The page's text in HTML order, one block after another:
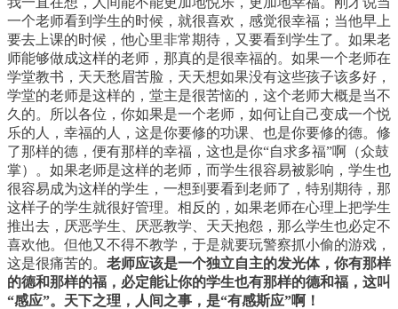
一个老师看到学生的时候，就很喜欢，感觉很幸福；当他早上
要去上课的时候，他心里非常期待，又要看到学生了。如果老
师能够做成这样的老师，那真的是很幸福的。如果一个老师在
学堂教书，天天愁眉苦脸，天天想如果没有这些孩子该多好，
学堂的老师是这样的，堂主是很苦恼的，这个老师大概是当不
久的。所以各位，你如果是一个老师，如何让自己变成一个悦
乐的人，幸福的人，这是你要修的功课、也是你要修的德。修
了那样的德，便有那样的幸福，这也是你“自求多福”啊（众鼓
掌）。如果老师是这样的老师，而学生很容易被影响，学生也
很容易成为这样的学生，一想到要看到老师了，特别期待，那
这样子的学生就很好管理。相反的，如果老师在心理上把学生
推出去，厌恶学生、厌恶教学、天天抱怨，那么学生也必定不
喜欢他。但他又不得不教学，于是就要玩警察抓小偷的游戏，
这是很痛苦的。 老师应该是一个独立自主的发光体，你有那样
的德和那样的福，必定能让你的学生也有那样的德和福，这叫
“感应”。天下之理，人间之事，是“有感斯应”啊！